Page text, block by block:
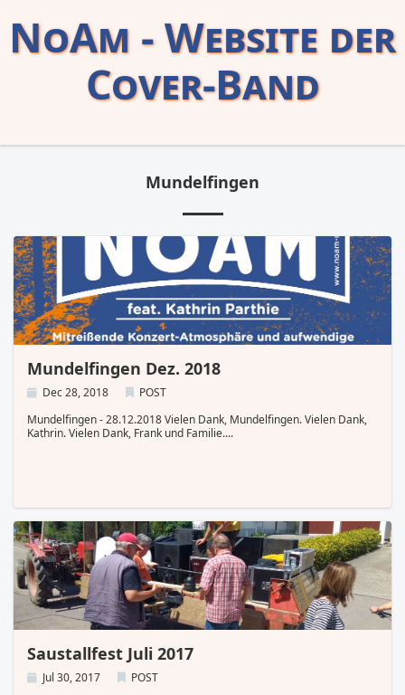
NoAm - Website der
Cover-Band
Mundelfingen
Mundelfingen Dez. 2018
Dec 28, 2018
POST
Mundelfingen - 28.12.2018 Vielen Dank, Mundelfingen. Vielen Dank,
Kathrin. Vielen Dank, Frank und Familie.
Saustallfest Juli 2017
Jul 30, 2017
POST